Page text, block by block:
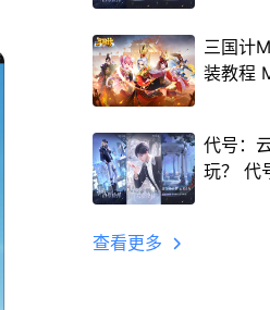
三国计
装教程
代号：
玩？ 代
查看更多